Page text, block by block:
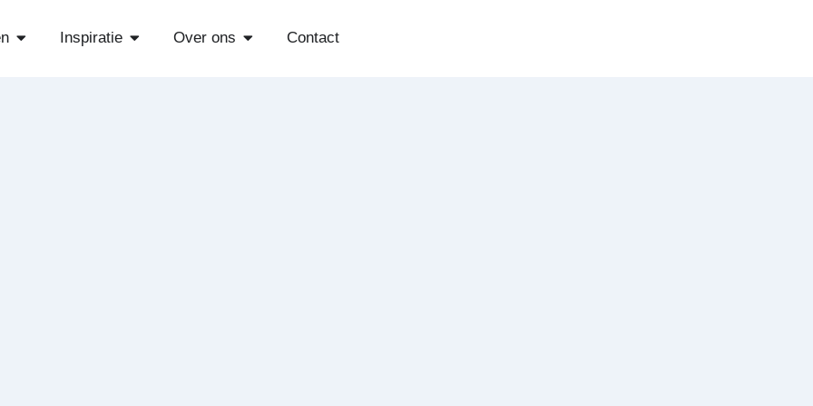
Open Diensten
Inspiratie Open Inspiratie
Over ons Open Over ons
Contact